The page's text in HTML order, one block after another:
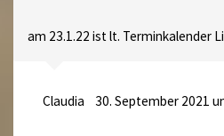
am 23.1.22 ist lt. Terminkalender
Claudia 30. September 2021